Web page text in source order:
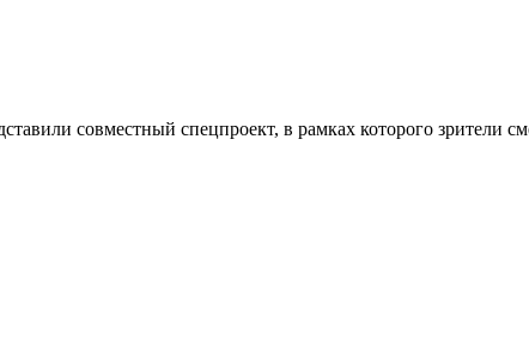
совместный спецпроект, в рамках которого зрители